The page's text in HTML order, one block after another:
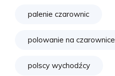
palenie czarownic
polowanie na czarownice
polscy wychodźcy